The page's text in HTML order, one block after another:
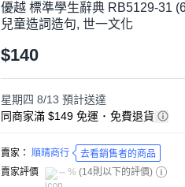
優越 標準學生辭典 RB5129-31
兒童造詞造句, 世一文化
$140
星期四 8/13 預計送達
同商家滿 $149 免運 ･ 免費退貨
賣家： 順晴商行
去看銷售者的商品
賣家評價
-- % (14則以下的評價)